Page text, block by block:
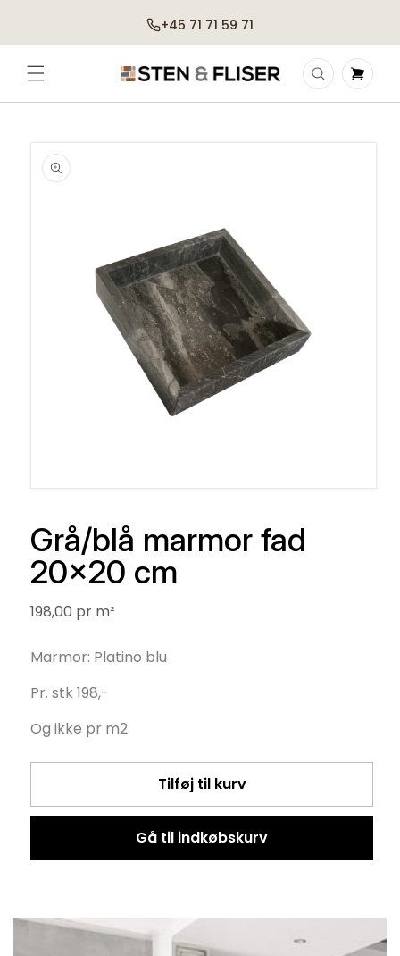
+45 71 71 59 71
Indkøbskurv
produktoplysninger
1
i
modus
Grå/blå marmor fad
20x20 cm
Stykpris
198,00 pr m²
Marmor: Platino blu
Pr. stk 198,-
Og ikke pr m2
Tilføj til kurv
Gå til indkøbskurv